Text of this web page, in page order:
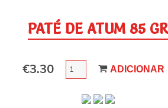
PATÉ DE ATUM 85
€3.30 QUANTIDADEADICIONAR